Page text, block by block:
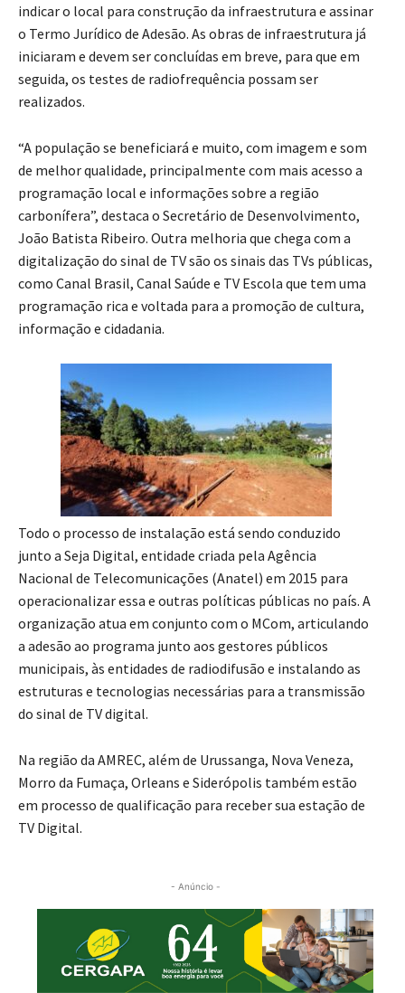
indicar o local para construção da infraestrutura e assinar
o Termo Jurídico de Adesão. As obras de infraestrutura já
iniciaram e devem ser concluídas em breve, para que em
seguida, os testes de radiofrequência possam ser
realizados.
“A população se beneficiará e muito, com imagem e som
de melhor qualidade, principalmente com mais acesso a
programação local e informações sobre a região
carbonífera”, destaca o Secretário de Desenvolvimento,
João Batista Ribeiro. Outra melhoria que chega com a
digitalização do sinal de TV são os sinais das TVs públicas,
como Canal Brasil, Canal Saúde e TV Escola que tem uma
programação rica e voltada para a promoção de cultura,
informação e cidadania.
Todo o processo de instalação está sendo conduzido
junto a Seja Digital, entidade criada pela Agência
Nacional de Telecomunicações (Anatel) em 2015 para
operacionalizar essa e outras políticas públicas no país. A
organização atua em conjunto com o MCom, articulando
a adesão ao programa junto aos gestores públicos
municipais, às entidades de radiodifusão e instalando as
estruturas e tecnologias necessárias para a transmissão
do sinal de TV digital.
Na região da AMREC, além de Urussanga, Nova Veneza,
Morro da Fumaça, Orleans e Siderópolis também estão
em processo de qualificação para receber sua estação de
TV Digital.
- Anúncio -